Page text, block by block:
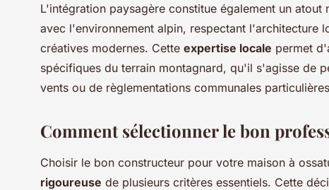
L'intégration paysagère constitue également un
avec l'environnement alpin, respectant l'architecture
créatives modernes. Cette expertise locale permet
spécifiques du terrain montagnard, qu'il s'agisse de
vents ou de règlementations communales
Comment sélectionner le bon
Choisir le bon constructeur pour votre maison à
rigoureuse de plusieurs critères essentiels. Cette